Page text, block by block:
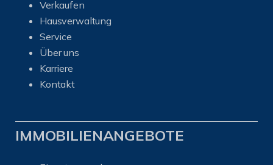
Verkaufen
Hausverwaltung
Service
Über uns
Karriere
Kontakt
IMMOBILIENANGEBOTE